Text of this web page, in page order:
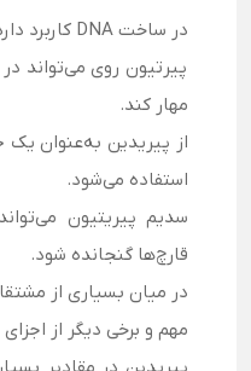
در ساخت DNA کاربرد دارد.
پیرتیون روی می‌تواند
مهار کند.
از پیریدین به‌عنوان
استفاده می‌شود.
سدیم پیریتیون
قارچ‌ها گنجانده شود.
در میان بسیاری از
مهم و برخی دیگر از